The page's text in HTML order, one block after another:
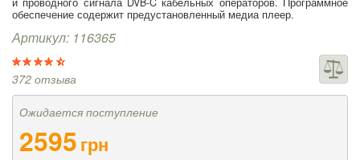
обеспечение содержит предустановленный медиа плеер.
Артикул: 116365
372 отзыва
Ожидается поступление
2595грн